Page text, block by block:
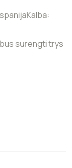
surengti trys